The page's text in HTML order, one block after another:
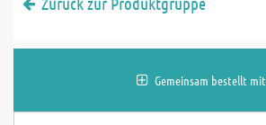
Gemeinsam bestellt mit